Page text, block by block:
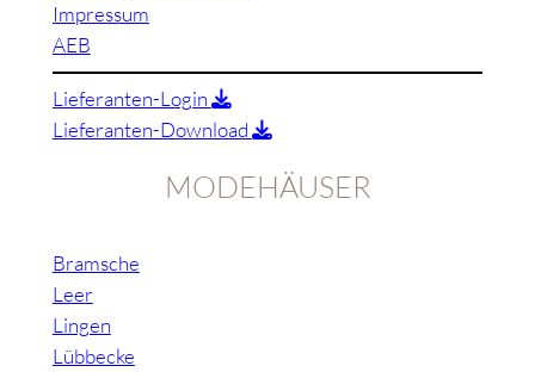
Impressum
AEB
Lieferanten-Login
Lieferanten-Download
MODEHÄUSER
Bramsche
Leer
Lingen
Lübbecke